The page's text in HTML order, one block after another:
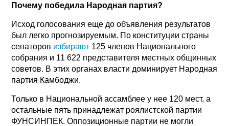
Почему победила Народная партия?
Исход голосования еще до объявления результатов
был легко прогнозируемым. По конституции страны
сенаторов избирают 125 членов Национального
собрания и 11 622 представителя местных общинных
советов. В этих органах власти доминирует Народная
партия Камбоджи.
Только в Национальной ассамблее у нее 120 мест, а
остальные пять принадлежат роялистской партии
ФУНСИНПЕК. Оппозиционные партии не могли